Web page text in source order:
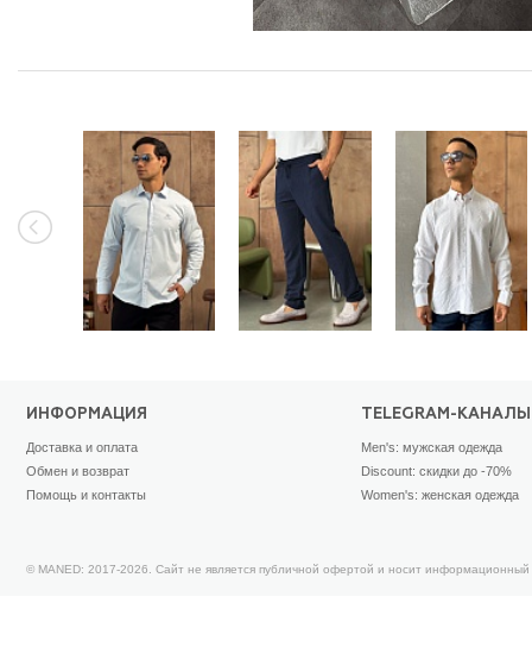
ИНФОРМАЦИЯ
Доставка и оплата
Обмен и возврат
Помощь и контакты
TELEGRAM-КАНАЛЫ
Men's: мужская одежда
Discount: скидки до -70%
Women's: женская одежда
© MANED: 2017-2026. Сайт не является публичной офертой и носит информационный